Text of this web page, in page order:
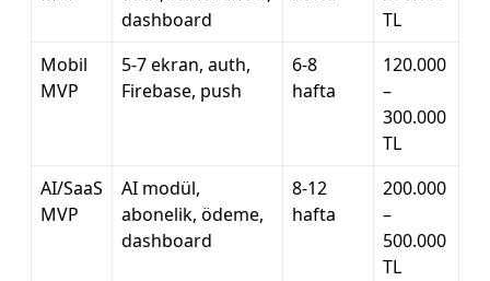
dashboard
TL
Mobil
MVP
5-7 ekran, auth,
Firebase, push
6-8
hafta
120.000
–
300.000
TL
AI/SaaS
MVP
AI modül,
abonelik, ödeme,
dashboard
8-12
hafta
200.000
–
500.000
TL